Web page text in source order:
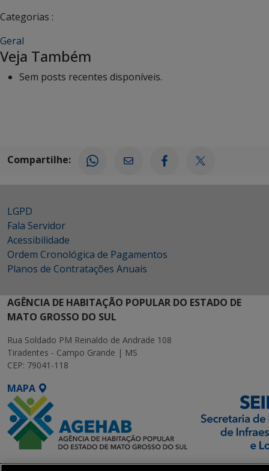
Categorias :
Geral
Veja Também
Sem posts recentes disponíveis.
Compartilhe:
LGPD
Fala Servidor
Acessibilidade
Ordem Cronológica de Pagamentos
Planos de Contratações Anuais
AGÊNCIA DE HABITAÇÃO POPULAR DO ESTADO DE
MATO GROSSO DO SUL
Rua Soldado PM Reinaldo de Andrade 108
Tiradentes - Campo Grande | MS
CEP: 79041-118
MAPA
SETDIG | Secretaria-